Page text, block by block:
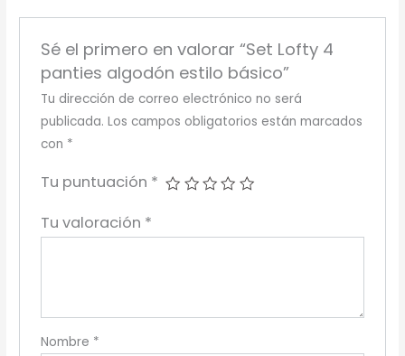
Sé el primero en valorar “Set Lofty 4
panties algodón estilo básico”
Tu dirección de correo electrónico no será
publicada. Los campos obligatorios están marcados
con *
Tu puntuación *
Tu valoración *
Nombre *